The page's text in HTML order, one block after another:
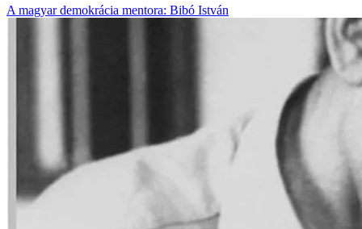
A magyar demokrácia mentora: Bibó István